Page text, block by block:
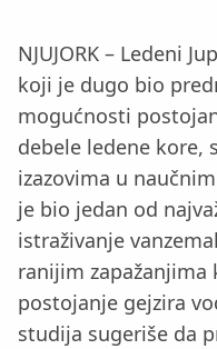
NJUJORK – Ledeni
koji je dugo bio
mogućnosti
debele ledene kore,
izazovima u
je bio jedan od
istraživanje
ranijim zapažanjima
postojanje gejzira
studija sugeriše da